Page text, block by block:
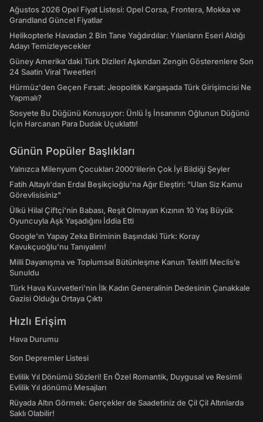
Ağustos 2026 Opel Fiyat Listesi: Opel Corsa, Frontera, Mokka ve
Grandland Güncel Fiyatlar
Helikopterle Havadan 2 Bin Tane Yağdırdılar: Yılanların Eseri Aldığı
Adayı Temizleyecekler
Güney Amerika'daki Türk Dizileri Aşkından Zengin Gösterenlere Son
24 Saatin Viral Tweetleri
Hürmüz'den Geçen Fırsat: Jeopolitik Kargaşada Türk Girişimcisi Ne
Yapmalı?
Sosyete Bu Düğünü Konuşuyor: Ünlü İş İnsanının Oğlunun Düğünü
İçin Harcanan Para Dudak Uçuklattı!
Günün Popüler Başlıkları
Yalnızca Milenyum Çocukları 2000'lilerin Çok İyi Bildiği Şeyler
Fatih Altaylı'dan Erdal Beşikçioğlu'na Ağır Eleştiri: "Ulan Siz Kamu
Görevlisisiniz"
Ülkü Hilal Çiftçi'nin Babası, Reşit Olmayan Kızının 10 Yaş Büyük
Oyuncuyla Aşk Yaşadığını İddia Etti
Google'ın Yapay Zeka Biriminin Başındaki Türk: Koray
Kavukçuoğlu'nu Tanıyalım!
Milli Dayanışma ve Toplumsal Bütünleşme Kanun Teklifi Meclis’e
Sunuldu
Türk Hava Kuvvetleri'nin İlk Kadın Generalinin Dedesinin Çanakkale
Gazisi Olduğu Ortaya Çıktı
Hızlı Erişim
Hava Durumu
Son Depremler Listesi
Evlilik Yıl Dönümü Sözleri! En Özel Romantik, Duygusal ve Resimli
Evlilik Yıl dönümü Mesajları
Rüyada Altın Görmek: Gerçekler de Saadetiniz de Çil Çil Altınlarda
Saklı Olabilir!